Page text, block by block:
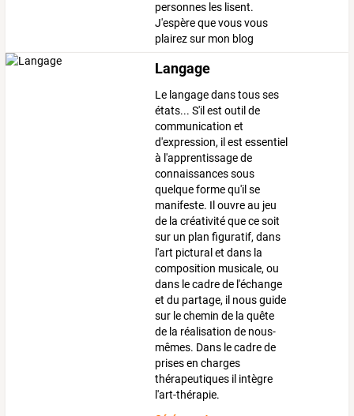
personnes les lisent.
J'espère que vous vous
plairez sur mon blog
Langage
Le langage dans tous ses
états... S'il est outil de
communication et
d'expression, il est essentiel
à l'apprentissage de
connaissances sous
quelque forme qu'il se
manifeste. Il ouvre au jeu
de la créativité que ce soit
sur un plan figuratif, dans
l'art pictural et dans la
composition musicale, ou
dans le cadre de l'échange
et du partage, il nous guide
sur le chemin de la quête
de la réalisation de nous-
mêmes. Dans le cadre de
prises en charges
thérapeutiques il intègre
l'art-thérapie.